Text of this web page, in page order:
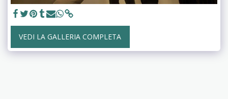
VEDI LA GALLERIA COMPLETA